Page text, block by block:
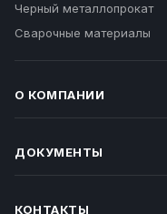
Черный металлопрокат
Сварочные материалы
О КОМПАНИИ
ДОКУМЕНТЫ
КОНТАКТЫ